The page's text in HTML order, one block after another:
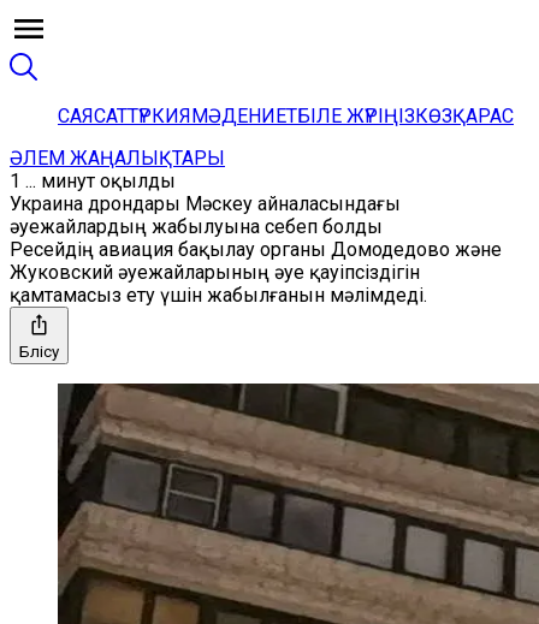
САЯСАТТҮРКИЯМӘДЕНИЕТБІЛЕ ЖҮРІҢІЗКӨЗҚАРАС
ӘЛЕМ ЖАҢАЛЫҚТАРЫ
1 ... минут оқылды
Украина дрондары Мәскеу айналасындағы
әуежайлардың жабылуына себеп болды
Ресейдің авиация бақылау органы Домодедово және
Жуковский әуежайларының әуе қауіпсіздігін
қамтамасыз ету үшін жабылғанын мәлімдеді.
Бөлісу